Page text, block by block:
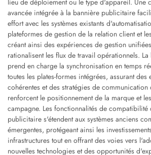
lieu de déploiement ou le type d'appareil. Une
avancée intégrée à la bannière publicitaire
effort avec les systèmes existants
plateformes de gestion de la relation client et
créant ainsi des expériences de gestion
rationalisent les flux de travail opérationnels.
prend en charge la synchronisation en temps
toutes les plates-formes intégrées, assurant
cohérentes et des stratégies de
renforcent le positionnement de la marque et
campagne. Les fonctionnalités de compatibilité
publicitaire s'étendent aux systèmes anciens
émergentes, protégeant ainsi les
infrastructures tout en offrant des voies vers
nouvelles technologies et des opportunités